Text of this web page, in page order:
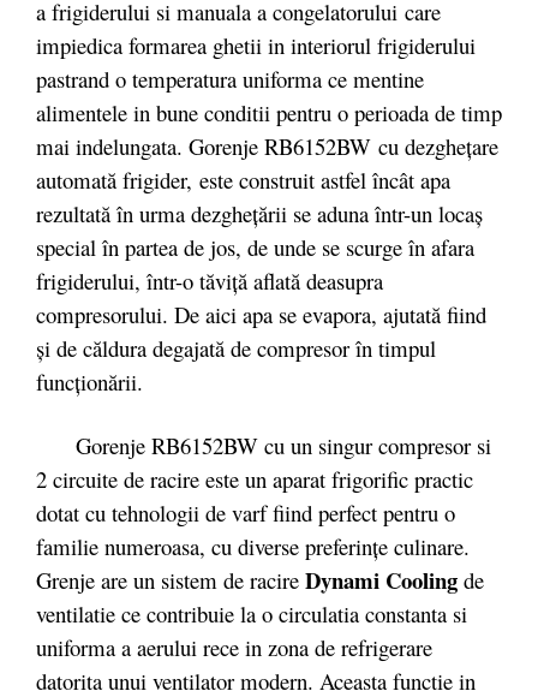
a frigiderului si manuala a congelatorului care
impiedica formarea ghetii in interiorul frigiderului
pastrand o temperatura uniforma ce mentine
alimentele in bune conditii pentru o perioada de timp
mai indelungata. Gorenje RB6152BW cu dezgheţare
automată frigider, este construit astfel încât apa
rezultată în urma dezgheţării se aduna într-un locaş
special în partea de jos, de unde se scurge în afara
frigiderului, într-o tăviţă aflată deasupra
compresorului. De aici apa se evapora, ajutată fiind
şi de căldura degajată de compresor în timpul
funcţionării.
Gorenje RB6152BW cu un singur compresor si
2 circuite de racire este un aparat frigorific practic
dotat cu tehnologii de varf fiind perfect pentru o
familie numeroasa, cu diverse preferințe culinare.
Grenje are un sistem de racire Dynami Cooling de
ventilatie ce contribuie la o circulatia constanta si
uniforma a aerului rece in zona de refrigerare
datorita unui ventilator modern. Aceasta functie in